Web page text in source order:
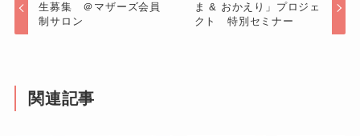
生募集 ＠マザーズ会員
制サロン
ま & おかえり」プロジェ
クト 特別セミナー
関連記事